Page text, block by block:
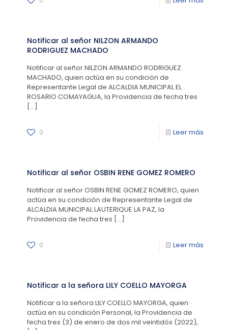
Notificar al señor NILZON ARMANDO
RODRIGUEZ MACHADO
Notificar al señor NILZON ARMANDO RODRIGUEZ
MACHADO, quien actúa en su condición de
Representante Legal de ALCALDIA MUNICIPAL EL
ROSARIO COMAYAGUA, la Providencia de fecha tres
[…]
0 Leer más
Notificar al señor OSBIN RENE GOMEZ ROMERO
Notificar al señor OSBIN RENE GOMEZ ROMERO, quien
actúa en su condición de Representante Legal de
ALCALDIA MUNICIPAL LAUTERIQUE LA PAZ, la
Providencia de fecha tres […]
0 Leer más
Notificar a la señora LILY COELLO MAYORGA
Notificar a la señora LILY COELLO MAYORGA, quien
actúa en su condición Personal, la Providencia de
fecha tres (3) de enero de dos mil veintidós (2022),